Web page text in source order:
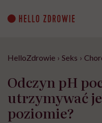
content
HelloZdrowie › Seks ›
Odczyn pH
utrzymywać
poziomie?